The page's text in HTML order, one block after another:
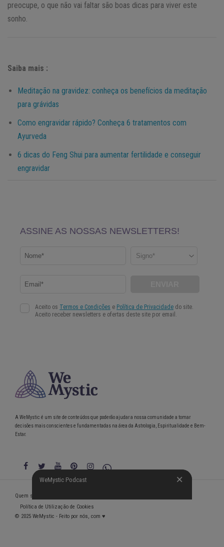
preocupe, o que não vai faltar são boas dicas para viver este
sonho.
Saiba mais :
Meditação na gravidez: conheça os benefícios da meditação
para grávidas
Como engravidar rápido? Conheça 6 tratamentos com
Ayurveda
6 dicas do Feng Shui para aumentar fertilidade e conseguir
engravidar
WeMystic Podcast
A WeMystic é um site de conteúdos que poderão ajudar a nossa comunidade a tomar
decisões mais conscientes e fundamentadas na área da Astrologia, Espiritualidade e Bem-
Estar.
WeMystic Podcast
Quem somos
Política de Utilização de Cookies
© 2025 WeMystic - Feito por nós, com ♥